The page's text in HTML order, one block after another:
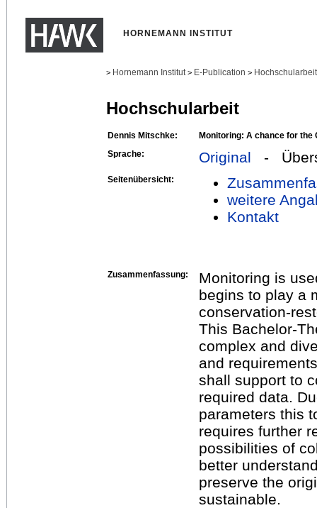
HORNEMANN INSTITUT
> Hornemann Institut > E-Publication >
Hochschularbeit
Dennis Mitschke:
Monitoring: A chance for
Sprache:
Original -
Seitenübersicht:
weitere
Kontakt
Zusammenfassung:
Monitoring is
begins to play a
conservation-
This Bachelor-
complex and
and
shall support to
required data.
parameters this
requires further
possibilities of
better
preserve the
sustainable.